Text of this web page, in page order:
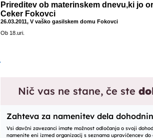
Prireditev ob materinskem dnevu,ki jo
Ceker Fokovci
26.03.2011, V vaško gasilskem domu Fokovci
Ob 18.uri.